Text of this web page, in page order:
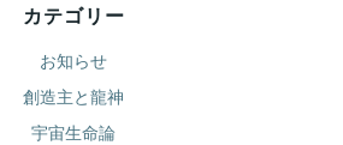
カテゴリー
お知らせ
創造主と龍神
宇宙生命論